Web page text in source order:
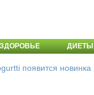
ЗДОРОВЬЕ ДИЕТЫ
появится новинка